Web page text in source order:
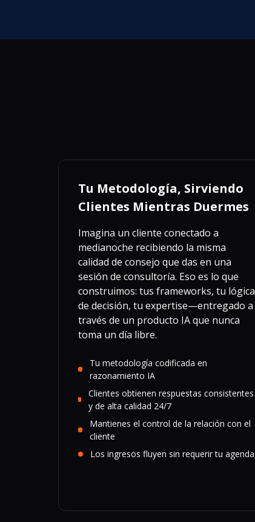
Tu Metodología, Sirviendo
Clientes Mientras Duermes
Imagina un cliente conectado a
medianoche recibiendo la misma
calidad de consejo que das en una
sesión de consultoría. Eso es lo que
construimos: tus frameworks, tu lógica
de decisión, tu expertise—entregado a
través de un producto IA que nunca
toma un día libre.
Tu metodología codificada en
razonamiento IA
Clientes obtienen respuestas consistentes
y de alta calidad 24/7
Mantienes el control de la relación con el
cliente
Los ingresos fluyen sin requerir tu agenda